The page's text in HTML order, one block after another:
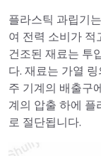
플라스틱 과립기
여 전력 소비가 적
건조된 재료는 투
다. 재료는 가열
주 기계의 배출구
계의 압출 하에
로 절단됩니다.